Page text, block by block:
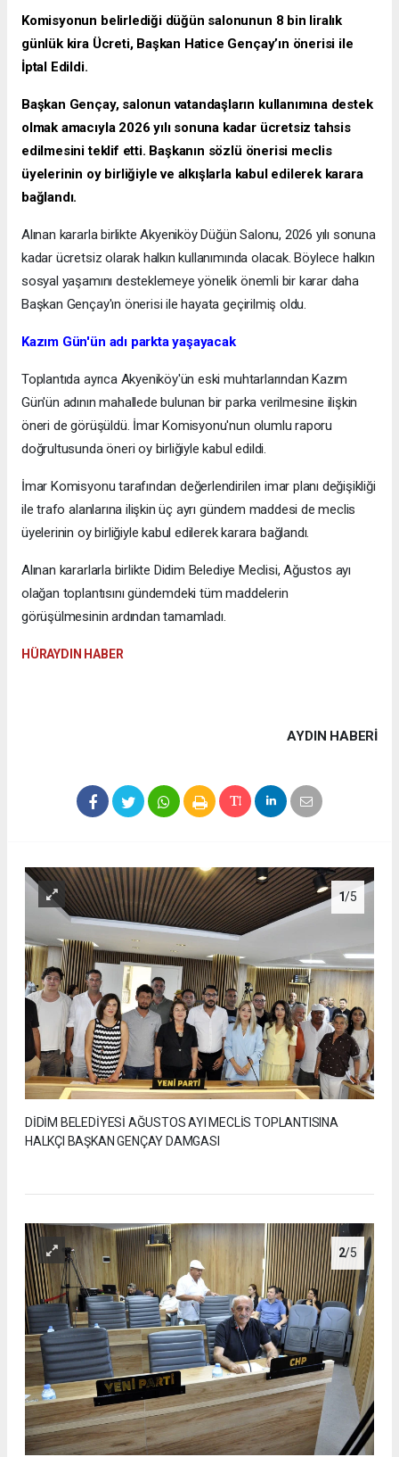
Komisyonun belirlediği düğün salonunun 8 bin liralık
günlük kira Ücreti, Başkan Hatice Gençay’ın önerisi ile
İptal Edildi.
Başkan Gençay, salonun vatandaşların kullanımına destek
olmak amacıyla 2026 yılı sonuna kadar ücretsiz tahsis
edilmesini teklif etti. Başkanın sözlü önerisi meclis
üyelerinin oy birliğiyle ve alkışlarla kabul edilerek karara
bağlandı.
Alınan kararla birlikte Akyeniköy Düğün Salonu, 2026 yılı sonuna
kadar ücretsiz olarak halkın kullanımında olacak. Böylece halkın
sosyal yaşamını desteklemeye yönelik önemli bir karar daha
Başkan Gençay'ın önerisi ile hayata geçirilmiş oldu.
Kazım Gün'ün adı parkta yaşayacak
Toplantıda ayrıca Akyeniköy'ün eski muhtarlarından Kazım
Gün'ün adının mahallede bulunan bir parka verilmesine ilişkin
öneri de görüşüldü. İmar Komisyonu'nun olumlu raporu
doğrultusunda öneri oy birliğiyle kabul edildi.
İmar Komisyonu tarafından değerlendirilen imar planı değişikliği
ile trafo alanlarına ilişkin üç ayrı gündem maddesi de meclis
üyelerinin oy birliğiyle kabul edilerek karara bağlandı.
Alınan kararlarla birlikte Didim Belediye Meclisi, Ağustos ayı
olağan toplantısını gündemdeki tüm maddelerin
görüşülmesinin ardından tamamladı.
HÜRAYDIN HABER
AYDIN HABERİ
1/5
DİDİM BELEDİYESİ AĞUSTOS AYI MECLİS TOPLANTISINA
HALKÇI BAŞKAN GENÇAY DAMGASI
2/5